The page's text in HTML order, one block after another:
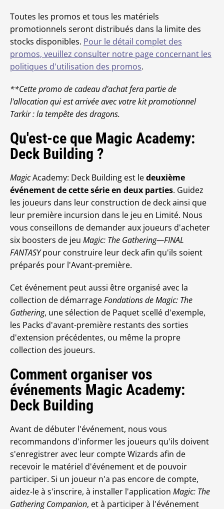
Toutes les promos et tous les matériels
promotionnels seront distribués dans la limite des
stocks disponibles. Pour le détail complet des
promos, veuillez consulter notre page concernant les
politiques d'utilisation des promos.
**Cette promo de cadeau d'achat fera partie de
l'allocation qui est arrivée avec votre kit promotionnel
Tarkir : la tempête des dragons.
Qu'est-ce que Magic Academy:
Deck Building ?
MagicAcademy: Deck Building est ledeuxième
événement de cette série en deux parties. Guidez
les joueurs dans leur construction de deck ainsi que
leur première incursion dans le jeu en Limité. Nous
vous conseillons de demander aux joueurs d'acheter
six boosters de jeu Magic: The Gathering—FINAL
FANTASYpour construire leur deck afin qu'ils soient
préparés pour l'Avant-première.
Cet événement peut aussi être organisé avec la
collection de démarrageFondations de Magic: The
Gathering, une sélection de Paquet scellé d'exemple,
les Packs d'avant-première restants des sorties
d'extension précédentes, ou même la propre
collection des joueurs.
Comment organiser vos
événements Magic Academy:
Deck Building
Avant de débuter l'événement, nous vous
recommandons d'informer les joueurs qu'ils doivent
s'enregistrer avec leur compte Wizards afin de
recevoir le matériel d'événement et de pouvoir
participer. Si un joueur n'a pas encore de compte,
aidez-le à s'inscrire, à installer l'application Magic: The
Gathering Companion, et à participer à l'événement